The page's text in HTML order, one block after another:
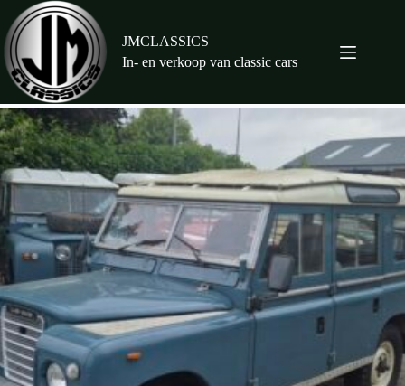
naar
de
inhoud
JMCLASSICS
In- en verkoop van classic cars